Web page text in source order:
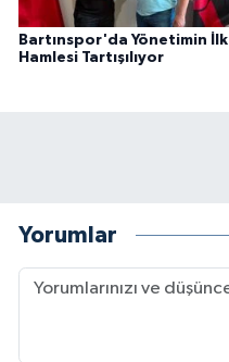
Bartınspor'da Yönetimin İlk
Hamlesi Tartışılıyor
Yorumlar